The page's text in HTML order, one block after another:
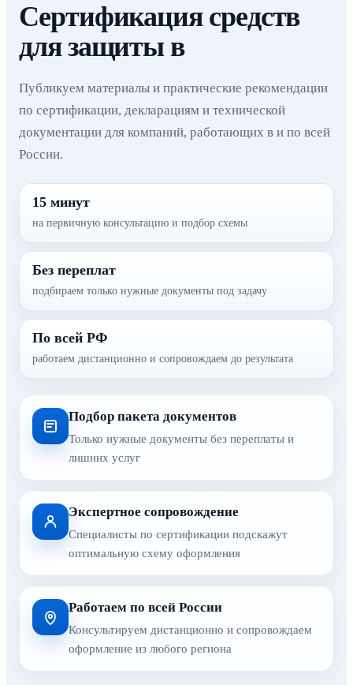
Сертификация средств
для защиты в
Публикуем материалы и практические рекомендации
по сертификации, декларациям и технической
документации для компаний, работающих в и по всей
России.
15 минут
на первичную консультацию и подбор схемы
Без переплат
подбираем только нужные документы под задачу
По всей РФ
работаем дистанционно и сопровождаем до результата
Подбор пакета документов
Только нужные документы без переплаты и
лишних услуг
Экспертное сопровождение
Специалисты по сертификации подскажут
оптимальную схему оформления
Работаем по всей России
Консультируем дистанционно и сопровождаем
оформление из любого региона